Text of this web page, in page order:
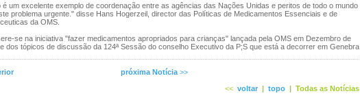
um excelente exemplo de coordenação entre as agências das Nações Unidas e peritos de todo o mundo
problema urgente." disse Hans Hogerzeil, director das Políticas de Medicamentos Essenciais e de
da OMS.
se na iniciativa "fazer medicamentos apropriados para crianças" lançada pela OMS em Dezembro de
dos tópicos de discussão da 124ª Sessão do conselho Executivo da P;S que está a decorrer em Genebra
próxima Notícia >>
<< voltar | topo | Todas as Notícias